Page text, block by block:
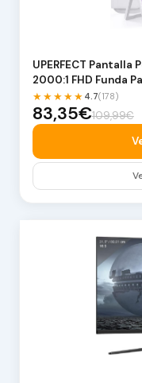
UPERFECT Pantalla
2000:1 FHD Funda
★★★★★ 4.7(178)
83,35€109,99€